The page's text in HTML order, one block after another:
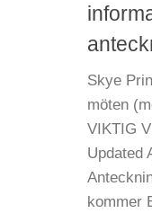
Skye
möten
VIKTIG
Updated
kommer